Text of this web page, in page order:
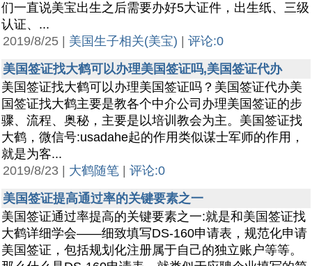
们一直说美宝出生之后需要办好5大证件，出生纸、三级
认证、...
2019/8/25 | 美国生子相关(美宝)
评论:0
美国签证找大鹤可以办理美国签证吗,美国签证代办
美国签证找大鹤可以办理美国签证吗？美国签证代办美
国签证找大鹤主要是教各个中介公司办理美国签证的步
骤、流程、奥秘，主要是以培训教会为主。美国签证找
大鹤，微信号:usadahe起的作用类似谋士军师的作用，
就是为客...
2019/8/23 | 大鹤随笔
评论:0
美国签证提高通过率的关键要素之一
美国签证通过率提高的关键要素之一:就是和美国签证找
大鹤详细学会——细致填写DS-160申请表，规范化申请
美国签证，包括规划化注册属于自己的独立账户等等。